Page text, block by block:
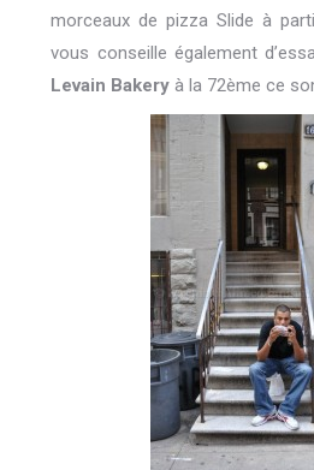
morceaux de pizza Slide à
vous conseille également
Levain Bakeryà la 72ème ce